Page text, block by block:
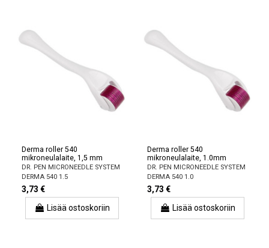
Derma roller 540
mikroneulalaite, 1,5 mm
DR. PEN MICRONEEDLE SYSTEM
DERMA 540 1.5
3,73 €
Lisää ostoskoriin
Derma roller 540
mikroneulalaite, 1.0mm
DR. PEN MICRONEEDLE SYSTEM
DERMA 540 1.0
3,73 €
Lisää ostoskoriin